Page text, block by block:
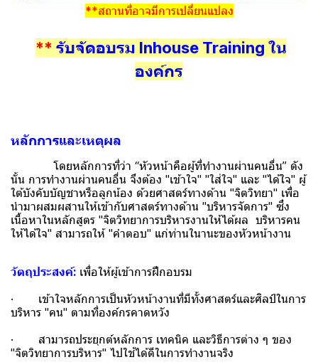
**สถานที่อาจมีการเปลี่ยนแปลง
** รับจัดอบรม Inhouse Training ใน
องค์กร
หลักการและเหตุผล
โดยหลักการที่ว่า “หัวหน้าคือผู้ที่ทำงานผ่านคนอื่น” ดัง
นั้น การทำงานผ่านคนอื่น จึงต้อง "เข้าใจ" "ใส่ใจ" และ "ได้ใจ" ผู้
ใต้บังคับบัญชาหรือลูกน้อง ด้วยศาสตร์ทางด้าน "จิตวิทยา" เพื่อ
นำมาผสมผสานให้เข้ากับศาสตร์ทางด้าน "บริหารจัดการ" ซึ่ง
เนื้อหาในหลักสูตร "จิตวิทยาการบริหารงานให้ได้ผล บริหารคน
ให้ได้ใจ" สามารถให้ "คำตอบ" แก่ท่านในานะของหัวหน้างาน
วัตถุประสงค์: เพื่อให้ผู้เข้าการฝึกอบรม
· เข้าใจหลักการเป็นหัวหน้างานที่มีทั้งศาสตร์และศิลป์ในการ
บริหาร "คน" ตามที่องค์กรคาดหวัง
· สามารถประยุกต์หลักการ เทคนิค และวิธีการต่าง ๆ ของ
"จิตวิทยาการบริหาร" ไปใช้ได้ดีในการทำงานจริง